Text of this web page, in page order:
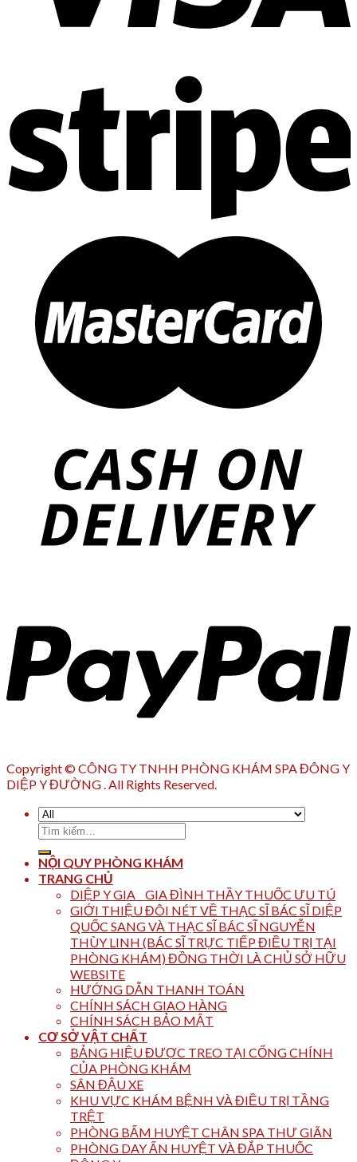
Copyright © CÔNG TY TNHH PHÒNG KHÁM SPA ĐÔNG Y
DIỆP Y ĐƯỜNG . All Rights Reserved.
Tìm
kiếm:
NỘI QUY PHÒNG KHÁM
TRANG CHỦ
DIỆP Y GIA _ GIA ĐÌNH THẦY THUỐC ƯU TÚ
GIỚI THIỆU ĐÔI NÉT VỀ THẠC SĨ BÁC SĨ DIỆP
QUỐC SANG VÀ THẠC SĨ BÁC SĨ NGUYỄN
THÙY LINH (BÁC SĨ TRỰC TIẾP ĐIỀU TRỊ TẠI
PHÒNG KHÁM) ĐỒNG THỜI LÀ CHỦ SỞ HỮU
WEBSITE
HƯỚNG DẪN THANH TOÁN
CHÍNH SÁCH GIAO HÀNG
CHÍNH SÁCH BẢO MẬT
CƠ SỞ VẬT CHẤT
BẢNG HIỆU ĐƯỢC TREO TẠI CỔNG CHÍNH
CỦA PHÒNG KHÁM
SÂN ĐẬU XE
KHU VỰC KHÁM BỆNH VÀ ĐIỀU TRỊ TẦNG
TRỆT
PHÒNG BẤM HUYỆT CHÂN SPA THƯ GIÃN
PHÒNG DAY ẤN HUYỆT VÀ ĐẮP THUỐC